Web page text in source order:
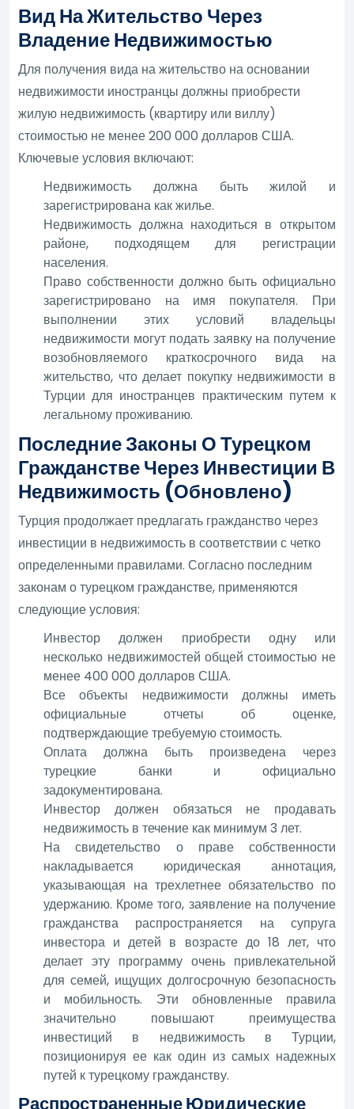
Вид На Жительство Через
Владение Недвижимостью
Для получения вида на жительство на основании
недвижимости иностранцы должны приобрести
жилую недвижимость (квартиру или виллу)
стоимостью не менее 200 000 долларов США.
Ключевые условия включают:
Недвижимость должна быть жилой и
зарегистрирована как жилье.
Недвижимость должна находиться в открытом
районе, подходящем для регистрации
населения.
Право собственности должно быть официально
зарегистрировано на имя покупателя. При
выполнении этих условий владельцы
недвижимости могут подать заявку на получение
возобновляемого краткосрочного вида на
жительство, что делает покупку недвижимости в
Турции для иностранцев практическим путем к
легальному проживанию.
Последние Законы О Турецком
Гражданстве Через Инвестиции В
Недвижимость (обновлено)
Турция продолжает предлагать гражданство через
инвестиции в недвижимость в соответствии с четко
определенными правилами. Согласно последним
законам о турецком гражданстве, применяются
следующие условия:
Инвестор должен приобрести одну или
несколько недвижимостей общей стоимостью не
менее 400 000 долларов США.
Все объекты недвижимости должны иметь
официальные отчеты об оценке,
подтверждающие требуемую стоимость.
Оплата должна быть произведена через
турецкие банки и официально
задокументирована.
Инвестор должен обязаться не продавать
недвижимость в течение как минимум 3 лет.
На свидетельство о праве собственности
накладывается юридическая аннотация,
указывающая на трехлетнее обязательство по
удержанию. Кроме того, заявление на получение
гражданства распространяется на супруга
инвестора и детей в возрасте до 18 лет, что
делает эту программу очень привлекательной
для семей, ищущих долгосрочную безопасность
и мобильность. Эти обновленные правила
значительно повышают преимущества
инвестиций в недвижимость в Турции,
позиционируя ее как один из самых надежных
путей к турецкому гражданству.
Распространенные Юридические